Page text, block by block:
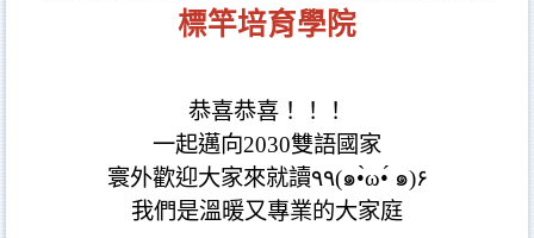
標竿培育學院
恭喜恭喜！！！
一起邁向2030雙語國家
寰外歡迎大家來就讀٩۹(๑•̀ω•́ ๑)۶
我們是溫暖又專業的大家庭